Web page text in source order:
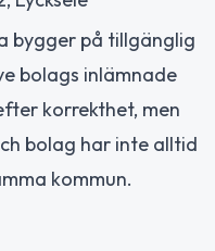
bygger på tillgänglig
bolags inlämnade
korrekthet, men
bolag har inte alltid
kommun.